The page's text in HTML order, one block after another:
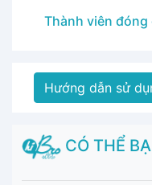
Thành viên đóng
Hướng dẫn sử
CÓ THỂ